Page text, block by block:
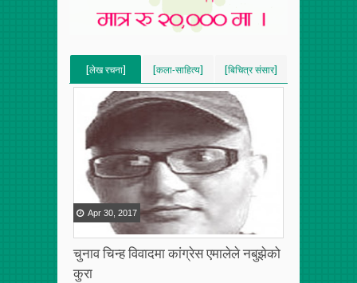
[लेख रचना]
[VERTICAL]
[RECENT][5]
[कला-साहित्य]
[VERTICAL]
[बिचित्र संसार]
[VERTICAL]
[RECENT][5]
चुनाव चिन्ह विवादमा कांग्रेस एमालेले नबुझेको
कुरा
Apr 30 2017